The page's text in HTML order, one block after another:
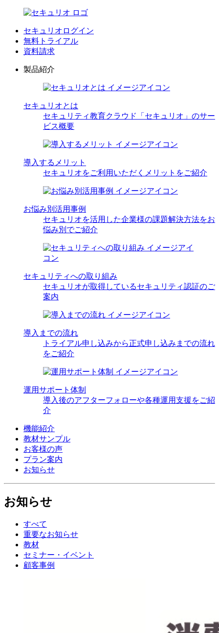
セキュリオログイン
無料トライアル
資料請求
製品紹介
セキュリオとは
セキュリティ教育クラウド「セキュリオ」のサー
ビス概要
導入するメリット
セキュリオをご利用いただくメリットをご紹介
お悩み別活用事例
セキュリオを活用した企業様の課題解決方法をお
悩み別でご紹介
セキュリティへの取り組み
セキュリオが取得しているセキュリティ認証のご
案内
導入までの流れ
トライアル申し込みから正式申し込みまでの流れ
をご紹介
運用サポート体制
導入後のアフターフォローや各種運用支援をご紹
介
機能紹介
教材サンプル
お客様の声
プラン案内
お知らせ
お知らせ
すべて
重要なお知らせ
教材
セミナー・イベント
顧客事例